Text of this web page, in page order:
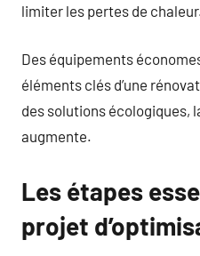
limiter les pertes de
Des équipements
éléments clés d’une
des solutions écologiques,
augmente.
Les étapes
projet